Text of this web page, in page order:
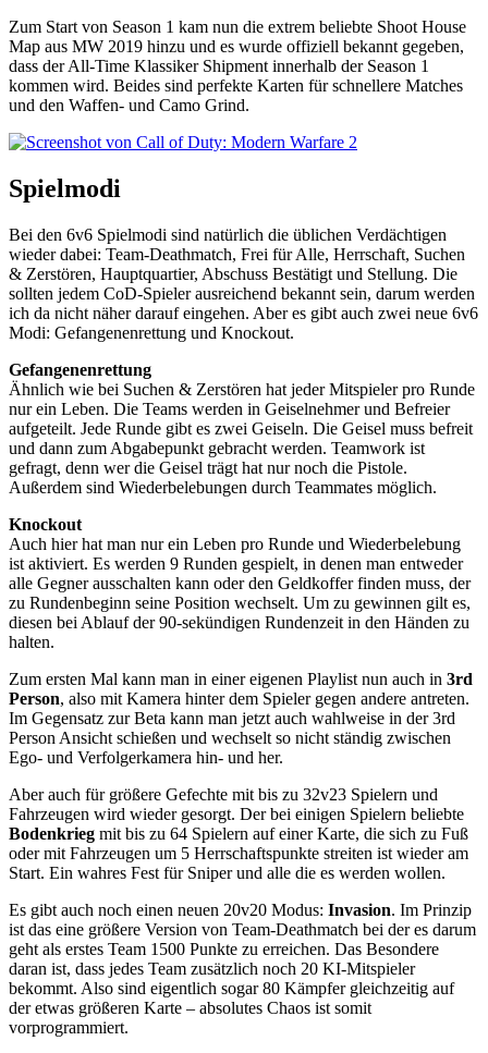
Zum Start von Season 1 kam nun die extrem beliebte Shoot House
Map aus MW 2019 hinzu und es wurde offiziell bekannt gegeben,
dass der All-Time Klassiker Shipment innerhalb der Season 1
kommen wird. Beides sind perfekte Karten für schnellere Matches
und den Waffen- und Camo Grind.
Spielmodi
Bei den 6v6 Spielmodi sind natürlich die üblichen Verdächtigen
wieder dabei: Team-Deathmatch, Frei für Alle, Herrschaft, Suchen
& Zerstören, Hauptquartier, Abschuss Bestätigt und Stellung. Die
sollten jedem CoD-Spieler ausreichend bekannt sein, darum werden
ich da nicht näher darauf eingehen. Aber es gibt auch zwei neue 6v6
Modi: Gefangenenrettung und Knockout.
Gefangenenrettung
Ähnlich wie bei Suchen & Zerstören hat jeder Mitspieler pro Runde
nur ein Leben. Die Teams werden in Geiselnehmer und Befreier
aufgeteilt. Jede Runde gibt es zwei Geiseln. Die Geisel muss befreit
und dann zum Abgabepunkt gebracht werden. Teamwork ist
gefragt, denn wer die Geisel trägt hat nur noch die Pistole.
Außerdem sind Wiederbelebungen durch Teammates möglich.
Knockout
Auch hier hat man nur ein Leben pro Runde und Wiederbelebung
ist aktiviert. Es werden 9 Runden gespielt, in denen man entweder
alle Gegner ausschalten kann oder den Geldkoffer finden muss, der
zu Rundenbeginn seine Position wechselt. Um zu gewinnen gilt es,
diesen bei Ablauf der 90-sekündigen Rundenzeit in den Händen zu
halten.
Zum ersten Mal kann man in einer eigenen Playlist nun auch in 3rd
Person, also mit Kamera hinter dem Spieler gegen andere antreten.
Im Gegensatz zur Beta kann man jetzt auch wahlweise in der 3rd
Person Ansicht schießen und wechselt so nicht ständig zwischen
Ego- und Verfolgerkamera hin- und her.
Aber auch für größere Gefechte mit bis zu 32v23 Spielern und
Fahrzeugen wird wieder gesorgt. Der bei einigen Spielern beliebte
Bodenkrieg mit bis zu 64 Spielern auf einer Karte, die sich zu Fuß
oder mit Fahrzeugen um 5 Herrschaftspunkte streiten ist wieder am
Start. Ein wahres Fest für Sniper und alle die es werden wollen.
Es gibt auch noch einen neuen 20v20 Modus: Invasion. Im Prinzip
ist das eine größere Version von Team-Deathmatch bei der es darum
geht als erstes Team 1500 Punkte zu erreichen. Das Besondere
daran ist, dass jedes Team zusätzlich noch 20 KI-Mitspieler
bekommt. Also sind eigentlich sogar 80 Kämpfer gleichzeitig auf
der etwas größeren Karte – absolutes Chaos ist somit
vorprogrammiert.